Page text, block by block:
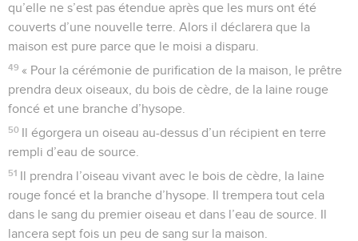
qu’elle ne s’est pas étendue après que les murs ont été
couverts d’une nouvelle terre. Alors il déclarera que la
maison est pure parce que le moisi a disparu.
49 « Pour la cérémonie de purification de la maison, le prêtre
prendra deux oiseaux, du bois de cèdre, de la laine rouge
foncé et une branche d’hysope.
50 Il égorgera un oiseau au-dessus d’un récipient en terre
rempli d’eau de source.
51 Il prendra l’oiseau vivant avec le bois de cèdre, la laine
rouge foncé et la branche d’hysope. Il trempera tout cela
dans le sang du premier oiseau et dans l’eau de source. Il
lancera sept fois un peu de sang sur la maison.